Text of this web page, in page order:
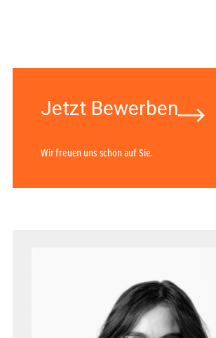
Jetzt Bewerben
Wir freuen uns schon auf Sie.